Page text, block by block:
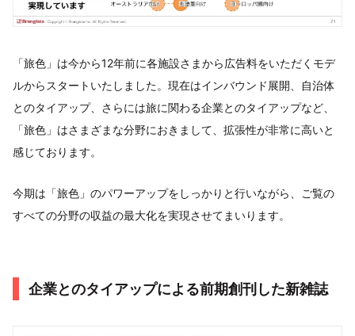
「旅色」は今から12年前に各施設さまから広告料をいただくモデ
ルからスタートいたしました。現在はインバウンド展開、自治体
とのタイアップ、さらには旅に関わる企業とのタイアップなど、
「旅色」はさまざまな分野におきまして、拡張性が非常に高いと
感じております。
今期は「旅色」のパワーアップをしっかりと行いながら、ご覧の
すべての分野の収益の最大化を実現させてまいります。
企業とのタイアップによる前期創刊した新雑誌